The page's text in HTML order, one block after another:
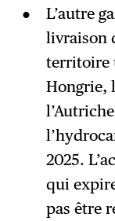
L’autre
livraison
territoire
Hongrie,
2025.
qui
pas être